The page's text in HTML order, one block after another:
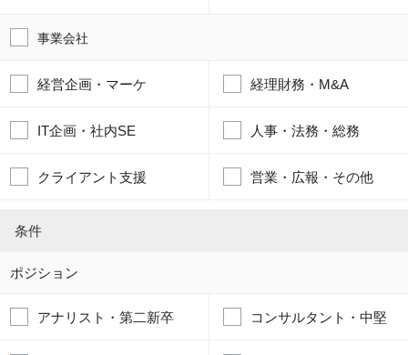
事業会社
経営企画・マーケ 経理財務・M&A
IT企画・社内SE 人事・法務・総務
クライアント支援 営業・広報・その他
条件
ポジション
アナリスト・第二新卒 コンサルタント・中堅